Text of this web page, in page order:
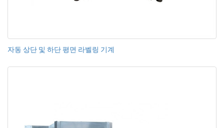
자동 상단 및 하단 평면 라벨링 기계